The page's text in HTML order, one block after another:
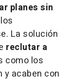
planes sin
La solución
reclutar a
como los
y acaben con